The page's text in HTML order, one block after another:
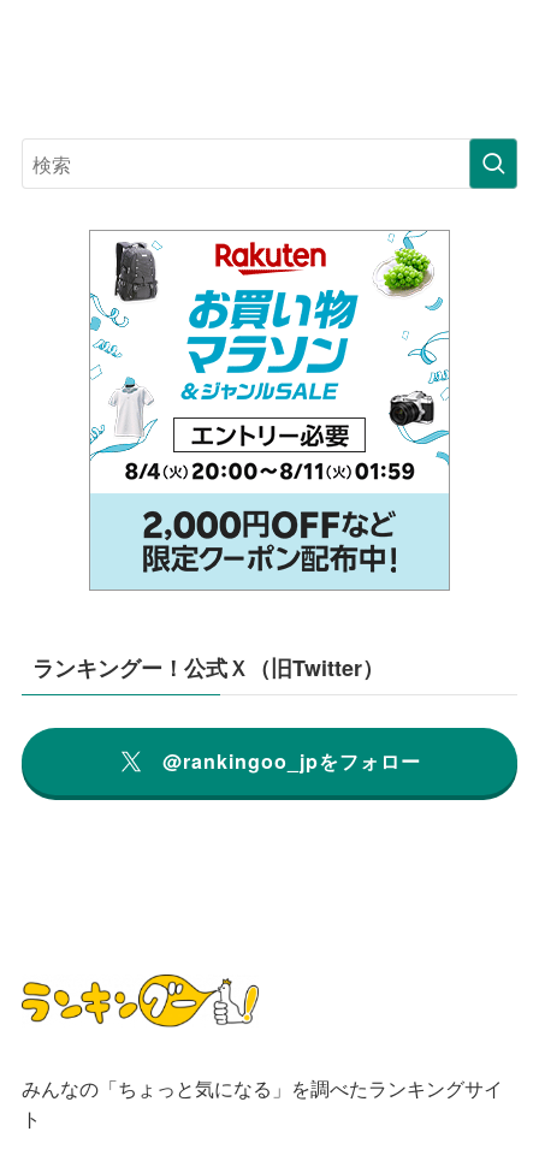
ランキングー！公式Ｘ（旧Twitter）
@rankingoo_jpをフォロー
みんなの「ちょっと気になる」を調べたランキングサイ
ト